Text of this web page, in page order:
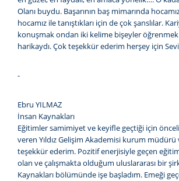
Olanı buydu. Başarının baş mimarında
hocamız ile tanıştıkları için de çok şanslılar.
konuşmak ondan iki kelime bişeyler
harikaydı. Çok teşekkür ederim herşey için
-
Ebru YILMAZ
İnsan Kaynakları
Eğitimler samimiyet ve keyifle geçtiği için
veren Yıldız Gelişim Akademisi kurum müdürü
teşekkür ederim. Pozitif enerjisiyle geçen
olan ve çalışmakta olduğum uluslararası bir
Kaynakları bölümünde işe başladım. Emeği